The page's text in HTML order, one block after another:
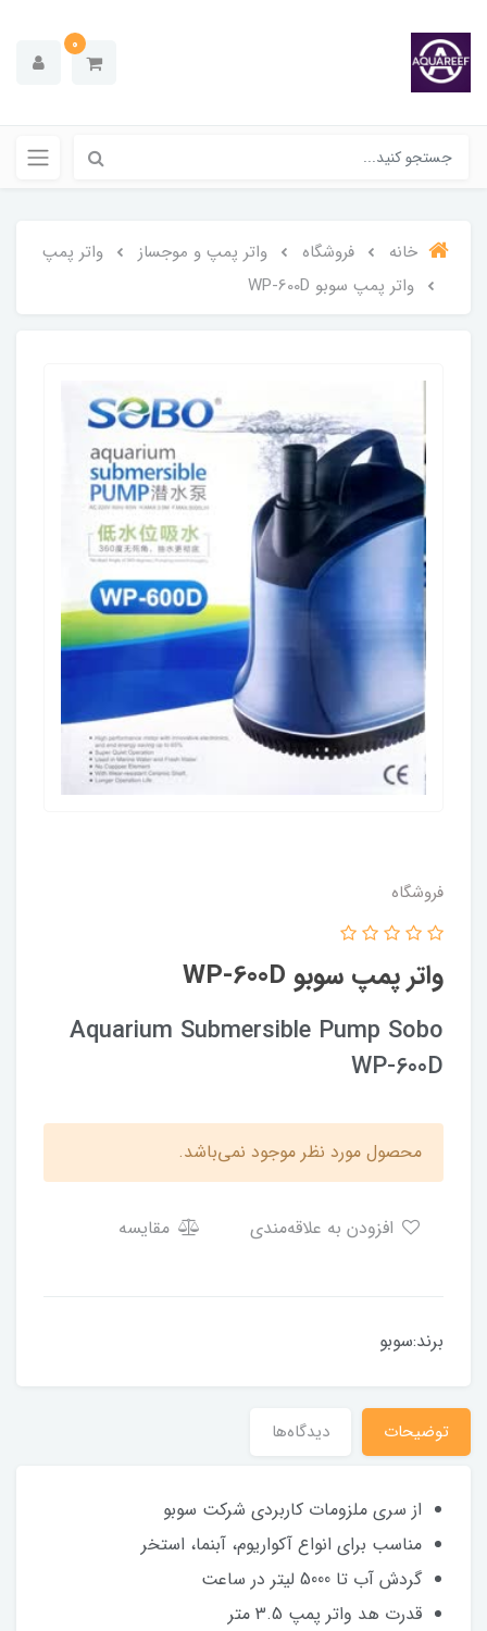
0
خانه فروشگاه واتر پمپ و موجساز
واتر پمپ
واتر پمپ سوبو WP-600D
فروشگاه
واتر پمپ سوبو WP-600D
Aquarium Submersible Pump Sobo
WP-600D
محصول مورد نظر موجود نمی‌باشد.
مقایسه
برند:سوبو
توضیحات دیدگاه‌ها
از سری ملزومات کاربردی شرکت سوبو
مناسب برای انواع آکواریوم، آبنما، استخر
گردش آب تا 5000 لیتر در ساعت
قدرت هد واتر پمپ 3.5 متر